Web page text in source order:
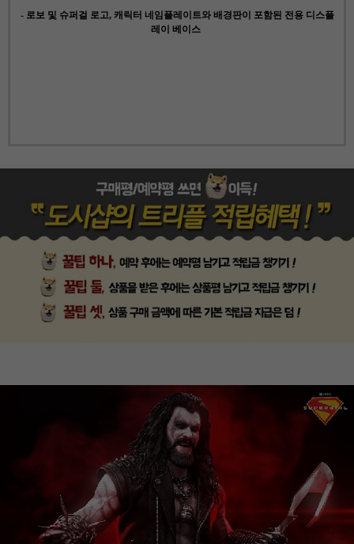
- 로보 및 슈퍼걸 로고, 캐릭터 네임플레이트와 배경판이 포함된 전용 디스플
레이 베이스